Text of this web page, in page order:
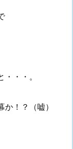
・・。
！？（嘘）